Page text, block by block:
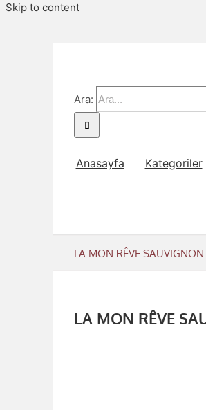
Skip to content
Ara:
Anasayfa Kategoriler
LA MON RÊVE
LA MON RÊVE